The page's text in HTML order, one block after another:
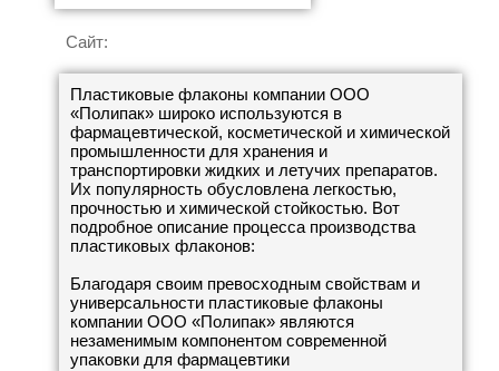
Сайт:
Пластиковые флаконы компании ООО
«Полипак» широко используются в
фармацевтической, косметической и химической
промышленности для хранения и
транспортировки жидких и летучих препаратов.
Их популярность обусловлена легкостью,
прочностью и химической стойкостью. Вот
подробное описание процесса производства
пластиковых флаконов:
Благодаря своим превосходным свойствам и
универсальности пластиковые флаконы
компании ООО «Полипак» являются
незаменимым компонентом современной
упаковки для фармацевтики